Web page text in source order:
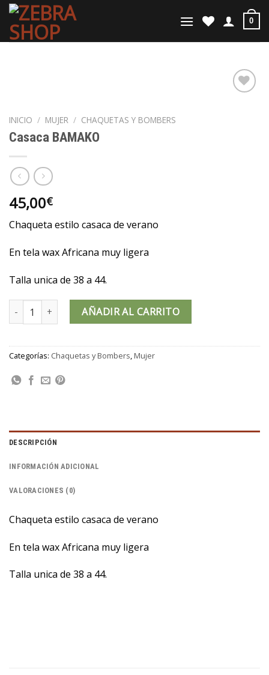
Saltar
contenido
0
INICIO / MUJER / CHAQUETAS Y BOMBERS
Casaca BAMAKO
45,00€
Chaqueta estilo casaca de verano
En tela wax Africana muy ligera
Talla unica de 38 a 44.
Casaca BAMAKO cantidadAÑADIR AL CARRITO
Categorías: Chaquetas y Bombers, Mujer
DESCRIPCIÓN
INFORMACIÓN ADICIONAL
VALORACIONES (0)
Chaqueta estilo casaca de verano
En tela wax Africana muy ligera
Talla unica de 38 a 44.